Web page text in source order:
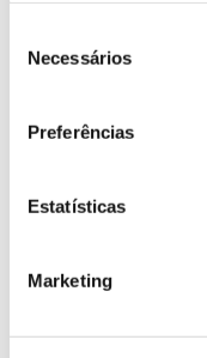
Necessários
Preferências
Estatísticas
Marketing
02.07.2026
Registar galhas
cidadãos
25.06.2026